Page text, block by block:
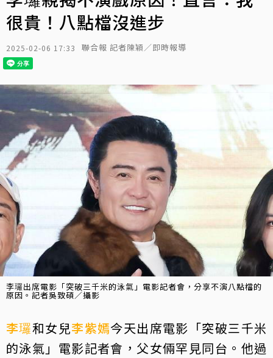
很貴！八點檔沒進步
2025-02-06 17:33 聯合報 記者陳穎／即時報導
李㼈出席電影「突破三千米的泳氣」電影記者會，分享不演八點檔的
原因。記者吳致碩／攝影
李㼈和女兒李紫嫣今天出席電影「突破三千米
的泳氣」電影記者會，父女倆罕見同台。他過